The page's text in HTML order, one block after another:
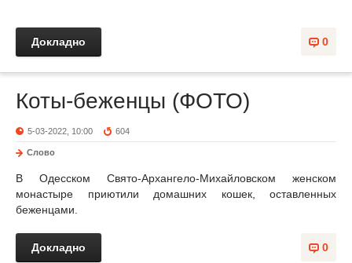
0
Докладно
Коты-беженцы (ФОТО)
5-03-2022, 10:00 604
Слово
В Одесском Свято-Архангело-Михайловском женском
монастыре приютили домашних кошек, оставленных
беженцами.
0
Докладно